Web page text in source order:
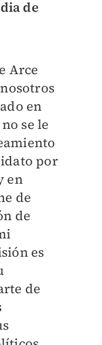
de
Arce
en
se le
por
en
de
de
es
de